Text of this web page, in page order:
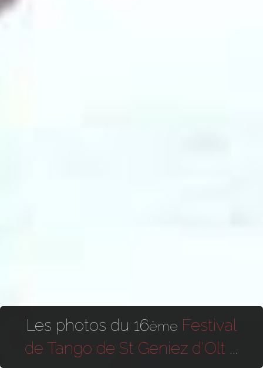
Les photos du 16ème Festival
de Tango de St Geniez d'Olt ...